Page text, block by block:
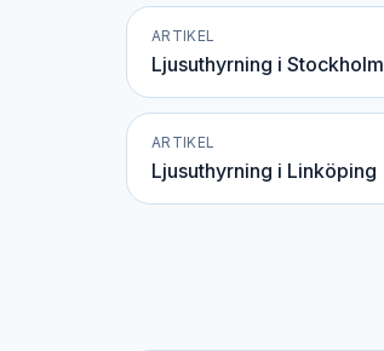
ARTIKEL
Ljusuthyrning i Stockholm
ARTIKEL
Ljusuthyrning i Linköping